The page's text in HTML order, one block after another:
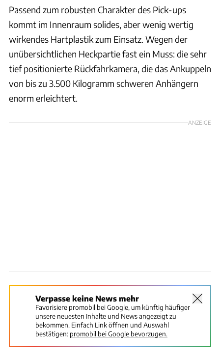
Passend zum robusten Charakter des Pick-ups
kommt im Innenraum solides, aber wenig wertig
wirkendes Hartplastik zum Einsatz. Wegen der
unübersichtlichen Heckpartie fast ein Muss: die sehr
tief positionierte Rückfahrkamera, die das Ankuppeln
von bis zu 3.500 Kilogramm schweren Anhängern
enorm erleichtert.
ANZEIGE
Verpasse keine News mehr
Favorisiere promobil bei Google, um künftig häufiger
unsere neuesten Inhalte und News angezeigt zu
bekommen. Einfach Link öffnen und Auswahl
bestätigen: promobil bei Google bevorzugen.